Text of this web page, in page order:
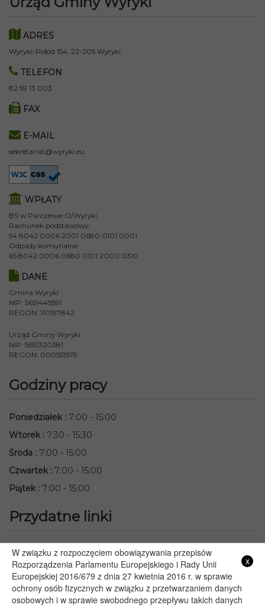
ADRES
Wyryki-Połód 154, 22-205 Wyryki
TELEFON
82 59 13 003
FAX
E-MAIL
sekretariat@wyryki.eu
WPŁATY
BS w Parczewie O/Wyryki
Rachunek podstawowy:
54 8042 0006 2001 0680 0101 0001
Odpady komunalne:
65 8042 0006 0680 0101 2000 0310
DANE
Gmina Wyryki
NIP: 5651445591
REGON: 110197842
Urząd Gminy Wyryki
NIP: 5651320381
REGON: 000551579
Godziny pracy
Poniedziałek: 7:00 - 15:00
Wtorek: 7:30 - 15:30
Środa : 7:00 - 15:00
Czwartek: 7:00 - 15:00
Piątek: 7:00 - 15:00
Przydatne linki
Starostwo Powiatowe we Włodawie
Lubelski Urząd Wojewódzki w Lublinie
Urząd Marszałkowski Województwa Lubelskiego w Lublinie
Serwis Rzeczypospolitej Polskiej
x
W związku z rozpoczęciem obowiązywania przepisów
Rozporządzenia Parlamentu Europejskiego i Rady Unii
Europejskiej 2016/679 z dnia 27 kwietnia 2016 r. w sprawie
ochrony osób fizycznych w związku z przetwarzaniem danych
osobowych i w sprawie swobodnego przepływu takich danych